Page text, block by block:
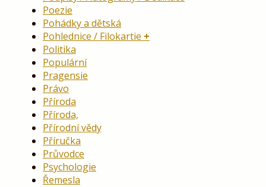
Poezie
Pohádky a dětská
Pohlednice / Filokartie
Politika
Populární
Pragensie
Právo
Příroda
Příroda,
Přírodní vědy
Příručka
Průvodce
Psychologie
Řemesla